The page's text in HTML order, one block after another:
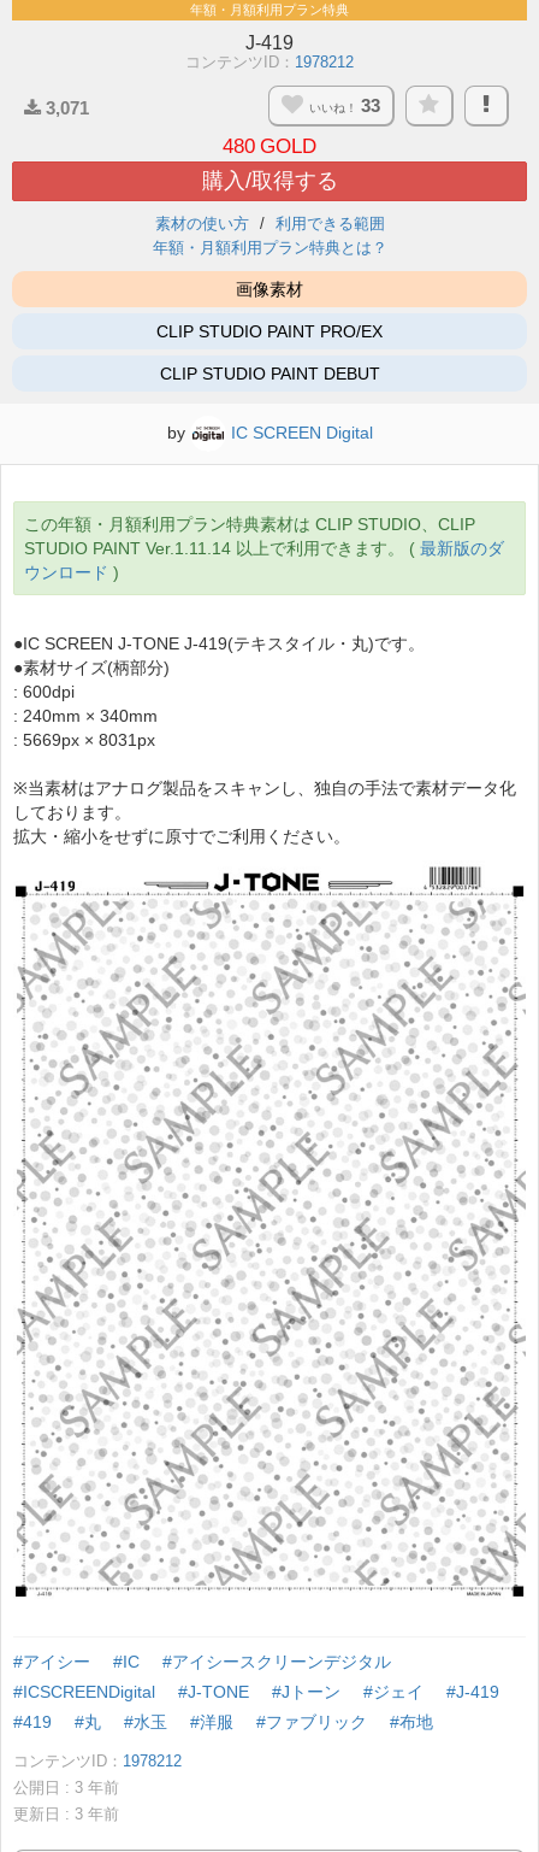
年額・月額利用プラン特典
J-419
コンテンツID： 1978212
3,071 いいね！ 33
480 GOLD
購入/取得する
素材の使い方
利用できる範囲
年額・月額利用プラン特典とは？
画像素材
CLIP STUDIO PAINT PRO/EX
CLIP STUDIO PAINT DEBUT
by IC SCREEN Digital
この年額・月額利用プラン特典素材は CLIP STUDIO、CLIP
STUDIO PAINT Ver.1.11.14 以上で利用できます。 ( 最新版のダ
ウンロード )
●IC SCREEN J-TONE J-419(テキスタイル・丸)です。
●素材サイズ(柄部分)
: 600dpi
: 240mm × 340mm
: 5669px × 8031px
※当素材はアナログ製品をスキャンし、独自の手法で素材データ化
しております。
拡大・縮小をせずに原寸でご利用ください。
#アイシー #IC
#アイシースクリーンデジタル
#ICSCREENDigital
#J-TONE #Jトーン #ジェイ
#J-419
#419
#丸 #水玉 #洋服 #ファブリック #布地
コンテンツID： 1978212
公開日 : 3 年前
更新日 : 3 年前